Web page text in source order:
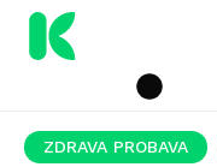
ZDRAVA PROBAVA